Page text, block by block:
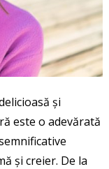
și
este o adevărată
și creier. De la